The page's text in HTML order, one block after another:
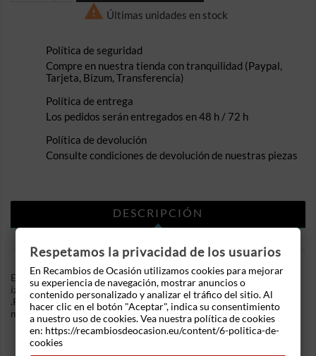
 Últimas unidades en stock
Política de seguridad
Compre en nuestra tienda con tranquilidad (Paypal,
Tarjeta, Bizum, Transferencia)
Política de entrega
Los pedidos serán entregados en 48 h / 72 h
Política de devolución
Consulte condiciones de devolución de nuestras piezas
DESCRIPCIÓN
En Recambios de Ocasion disponemos de Piloto trasero
izquierdo Audi 100 (4A,C4) (1990-1994) 2.5 TDI (115 cv)
.Referencia Interna: 01150859125599. Ademas, disponemos de
mas recambios, si tiene cualquier duda consultenos.
Respetamos la privacidad de los usuarios
En Recambios de Ocasión utilizamos cookies para mejorar
su experiencia de navegación, mostrar anuncios o
contenido personalizado y analizar el tráfico del sitio. Al
hacer clic en el botón "Aceptar", indica su consentimiento
a nuestro uso de cookies. Vea nuestra política de cookies
en: https://recambiosdeocasion.eu/content/6-politica-de-
cookies